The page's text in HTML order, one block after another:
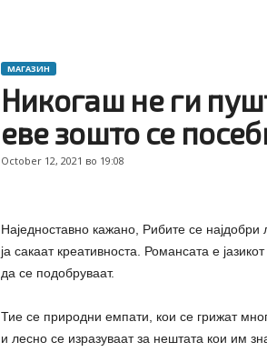
МАГАЗИН
Никогаш не ги
еве зошто се
October 12, 2021 во 19:08
Наједноставно кажано, Рибите се најдобри
ја сакаат креативноста. Романсата е
да се подобруваат.
Тие се природни емпати, кои се грижат
и лесно се изразуваат за нештата кои им